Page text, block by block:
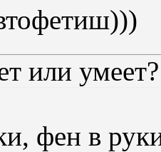
или умеет?
фен в